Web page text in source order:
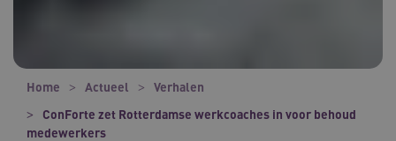
Home Actueel
Verhalen
ConForte zet Rotterdamse werkcoaches in voor behoud
medewerkers